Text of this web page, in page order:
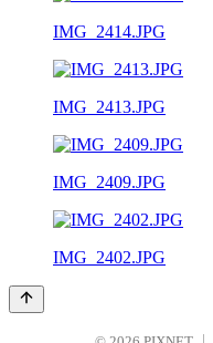
IMG_2414.JPG
IMG_2413.JPG
IMG_2409.JPG
IMG_2402.JPG